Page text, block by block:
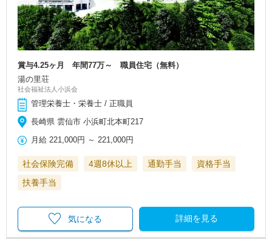
賞与4.25ヶ月 年間77万～ 職員住宅（無料）
湯の里荘
社会福祉法人小浜会
管理栄養士・栄養士 / 正職員
長崎県 雲仙市 小浜町北本町217
月給 221,000円 ～ 221,000円
社会保険完備 4週8休以上 通勤手当
資格手当
扶養手当
詳細を見る
気になる